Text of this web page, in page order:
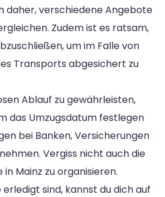
daher, verschiedene Angebote
Zudem ist es ratsam,
um im Falle von
Transports abgesichert zu
Ablauf zu gewährleisten,
das Umzugsdatum festlegen
bei Banken, Versicherungen
Vergiss nicht auch die
Mainz zu organisieren.
sind, kannst du dich auf